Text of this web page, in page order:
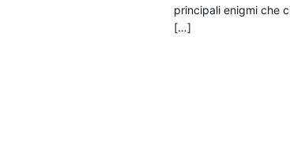
principali enigmi che
[…]